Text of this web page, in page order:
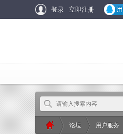
登录 立即注册
论坛 用户服务